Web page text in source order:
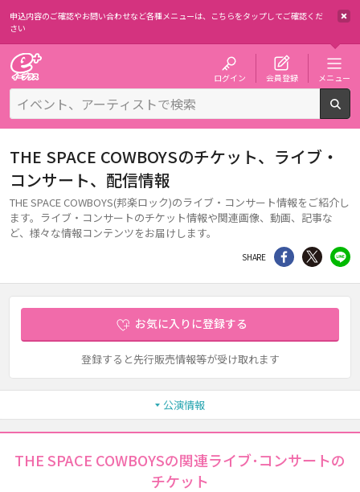
申込内容のご確認やお問い合わせなど各種メニューは、 こちらをタップしてご確認くだ
さい
ログイン 会員登録 メニュー
THE SPACE COWBOYSのチケット、ライブ・
コンサート、配信情報
THE SPACE COWBOYS(邦楽ロック)のライブ・コンサート情報をご紹介し
ます。ライブ・コンサートのチケット情報や関連画像、動画、記事な
ど、様々な情報コンテンツをお届けします。
SHARE シェア Twitter
お気に入りに登録する
登録すると先行販売情報等が受け取れます
公演情報
THE SPACE COWBOYSの関連ライブ･コンサートの
チケット